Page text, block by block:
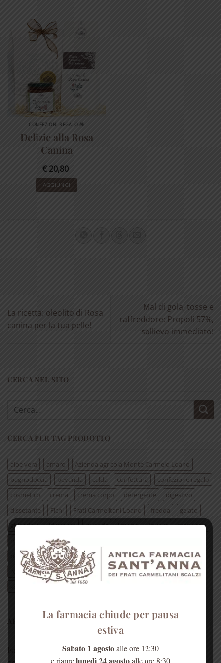
CONFEZIONI REGALO 🎁
Delizie alla Rosa
Canina
€20,80
AGGIUNGI
La ricetta: oleolito di Rosa
canina per la tua pelle!
Mal di gola, tosse e
raffreddore: Propoli 57%,
sollievo immediato!
CERCA NEL SITO
Cerca:
CERCA PER TAG PRODOTTO
aloe vera amaro
Azienda agricola Monte Carmelo Loano
bagnodoccia
bevanda calda confettura
confezione regalo
cosmetico
crema crema corpo detergente
digestivo
dissetante
Fichi Frati Carmelitani Loano fredda
gelato
ghiacciolo
idratante lavanda limone liquore
mandorle
marmellate
pelle
pozione profumo psoriasi rosa
rosa centifolia
rosa rugosa
rosmarino sandalo sapone
saponetta
viso
ARTICOLI RECENTI
Iscriviti al canale whatsapp per sconti e promo validi
La farmacia chiude per pausa
estiva
Sabato 1 agostoalle ore 12:30
e riaprelunedì 24 agostoalle ore 8:30